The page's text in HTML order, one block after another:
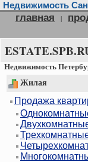
Недвижимость
главная |
Недвижимость
Жилая
Продажа